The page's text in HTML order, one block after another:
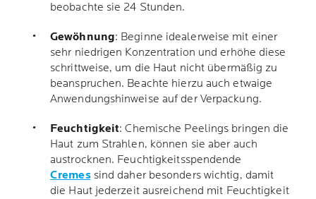
beobachte sie 24 Stunden.
Gewöhnung: Beginne idealerweise mit einer
sehr niedrigen Konzentration und erhöhe diese
schrittweise, um die Haut nicht übermäßig zu
beanspruchen. Beachte hierzu auch etwaige
Anwendungshinweise auf der Verpackung.
Feuchtigkeit: Chemische Peelings bringen die
Haut zum Strahlen, können sie aber auch
austrocknen. Feuchtigkeitsspendende
Cremessind daher besonders wichtig, damit
die Haut jederzeit ausreichend mit Feuchtigkeit